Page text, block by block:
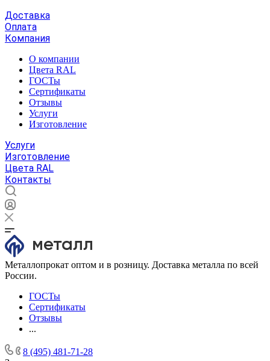
Доставка
Оплата
Компания
О компании
Цвета RAL
ГОСТы
Сертификаты
Отзывы
Услуги
Изготовление
Услуги
Изготовление
Цвета RAL
Контакты
Металлопрокат оптом и в розницу. Доставка металла по всей
России.
ГОСТы
Сертификаты
Отзывы
...
8 (495) 481-71-28